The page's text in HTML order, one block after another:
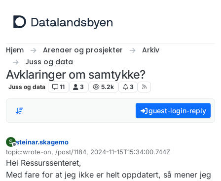
Hjem Arenaer og prosjekter
Arkiv
Juss og data
Avklaringer om samtykke?
Juss og data 11 3 5.2k 3
guest-login-reply
S
Frakoblet
steinar.skagemo
topic:wrote-on, /post/1184, 2024-11-15T15:34:00.744Z
Sist endret av
Hei Ressurssenteret,
Med fare for at jeg ikke er helt oppdatert, så mener jeg